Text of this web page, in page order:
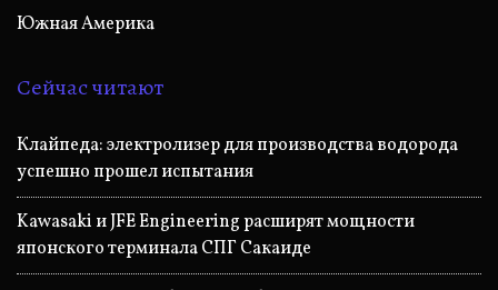
Южная Америка
Сейчас читают
Клайпеда: электролизер для производства водорода
успешно прошел испытания
Kawasaki и JFE Engineering расширят мощности
японского терминала СПГ Сакаиде